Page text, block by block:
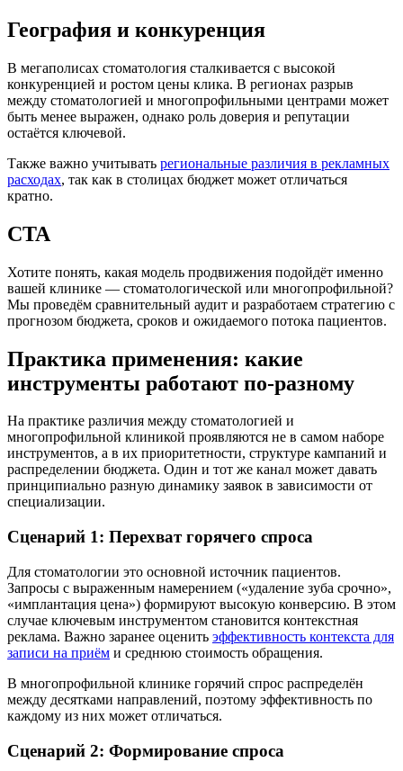
География и конкуренция
В мегаполисах стоматология сталкивается с высокой
конкуренцией и ростом цены клика. В регионах разрыв
между стоматологией и многопрофильными центрами может
быть менее выражен, однако роль доверия и репутации
остаётся ключевой.
Также важно учитывать региональные различия в рекламных
расходах, так как в столицах бюджет может отличаться
кратно.
CTA
Хотите понять, какая модель продвижения подойдёт именно
вашей клинике — стоматологической или многопрофильной?
Мы проведём сравнительный аудит и разработаем стратегию с
прогнозом бюджета, сроков и ожидаемого потока пациентов.
Практика применения: какие
инструменты работают по-разному
На практике различия между стоматологией и
многопрофильной клиникой проявляются не в самом наборе
инструментов, а в их приоритетности, структуре кампаний и
распределении бюджета. Один и тот же канал может давать
принципиально разную динамику заявок в зависимости от
специализации.
Сценарий 1: Перехват горячего спроса
Для стоматологии это основной источник пациентов.
Запросы с выраженным намерением («удаление зуба срочно»,
«имплантация цена») формируют высокую конверсию. В этом
случае ключевым инструментом становится контекстная
реклама. Важно заранее оценить эффективность контекста для
записи на приём и среднюю стоимость обращения.
В многопрофильной клинике горячий спрос распределён
между десятками направлений, поэтому эффективность по
каждому из них может отличаться.
Сценарий 2: Формирование спроса